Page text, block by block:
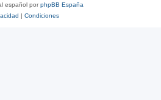
español porphpBB España
| Condiciones